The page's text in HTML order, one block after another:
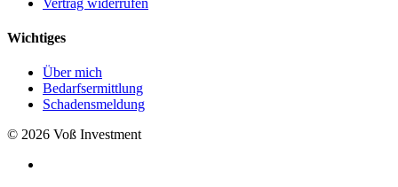
Wichtiges
Über mich
Bedarfsermittlung
Schadensmeldung
© 2026 Voß Investment